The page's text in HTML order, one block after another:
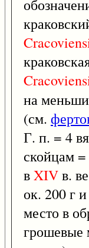
на
(см.
Г. п. = 4
скойцам
вXIVв.
ок. 200 г
место в
грошевые